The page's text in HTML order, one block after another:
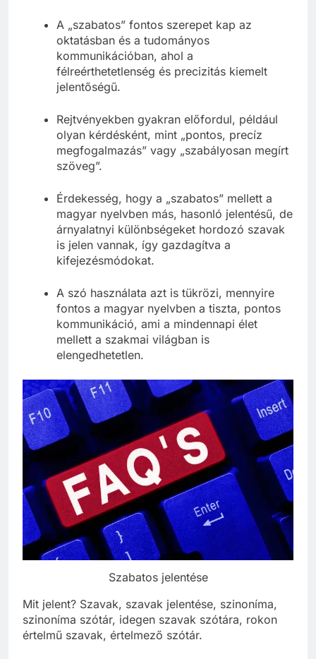
A „szabatos” fontos szerepet kap az
oktatásban és a tudományos
kommunikációban, ahol a
félreérthetetlenség és precizitás kiemelt
jelentőségű.
Rejtvényekben gyakran előfordul, például
olyan kérdésként, mint „pontos, precíz
megfogalmazás” vagy „szabályosan megírt
szöveg”.
Érdekesség, hogy a „szabatos” mellett a
magyar nyelvben más, hasonló jelentésű, de
árnyalatnyi különbségeket hordozó szavak
is jelen vannak, így gazdagítva a
kifejezésmódokat.
A szó használata azt is tükrözi, mennyire
fontos a magyar nyelvben a tiszta, pontos
kommunikáció, ami a mindennapi élet
mellett a szakmai világban is
elengedhetetlen.
Szabatos jelentése
Mit jelent? Szavak, szavak jelentése, szinoníma,
szinoníma szótár, idegen szavak szótára, rokon
értelmű szavak, értelmező szótár.